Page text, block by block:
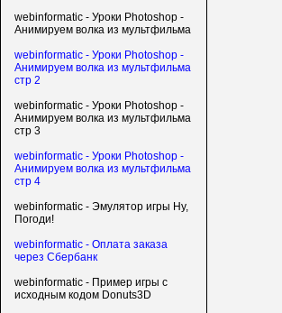
webinformatic - Уроки Photoshop -
Анимируем волка из мультфильма
webinformatic - Уроки Photoshop -
Анимируем волка из мультфильма
стр 2
webinformatic - Уроки Photoshop -
Анимируем волка из мультфильма
стр 3
webinformatic - Уроки Photoshop -
Анимируем волка из мультфильма
стр 4
webinformatic - Эмулятор игры Ну,
Погоди!
webinformatic - Оплата заказа
через Сбербанк
webinformatic - Пример игры с
исходным кодом Donuts3D